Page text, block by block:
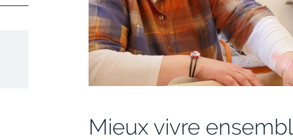
Mieux vivre